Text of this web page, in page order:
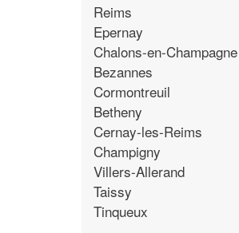
Reims
Epernay
Chalons-en-Champagne
Bezannes
Cormontreuil
Betheny
Cernay-les-Reims
Champigny
Villers-Allerand
Taissy
Tinqueux